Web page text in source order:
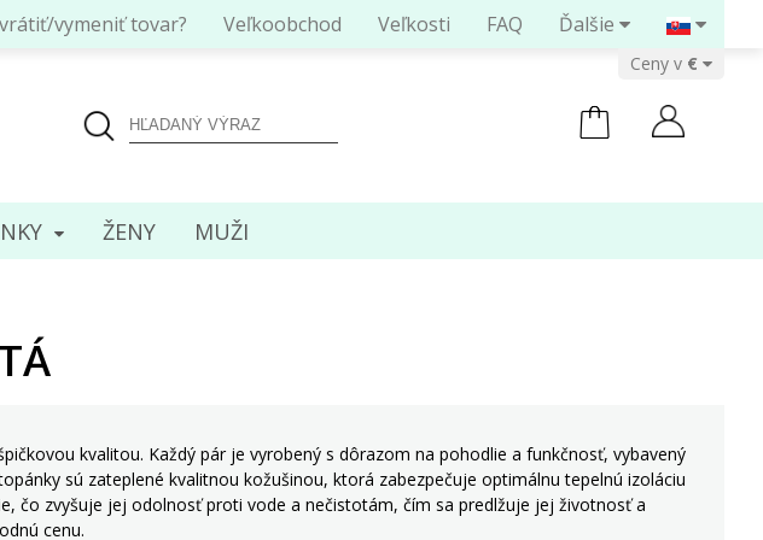
vymeniť tovar? Veľkoobchod Veľkosti FAQ Ďalšie
Ceny v
ENY MUŽI
kvalitou. Každý pár je vyrobený s dôrazom na pohodlie a funkčnosť, vybavený
sú zateplené kvalitnou kožušinou, ktorá zabezpečuje optimálnu tepelnú izoláciu
čo zvyšuje jej odolnosť proti vode a nečistotám, čím sa predlžuje jej životnosť a
cenu.